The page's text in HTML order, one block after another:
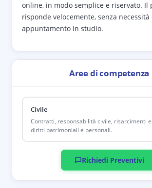
online, in modo semplice e riservato. Il
risponde velocemente, senza necessità
appuntamento in studio.
Aree di competenza
Civile
Contratti, responsabilità civile, risarcimenti
diritti patrimoniali e personali.
Richiedi Preventivi